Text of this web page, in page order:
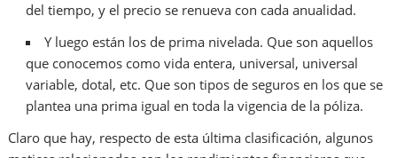
del tiempo, y el precio se renueva con cada anualidad.
Y luego están los de prima nivelada. Que son aquellos
que conocemos como vida entera, universal, universal
variable, dotal, etc. Que son tipos de seguros en los que se
plantea una prima igual en toda la vigencia de la póliza.
Claro que hay, respecto de esta última clasificación, algunos